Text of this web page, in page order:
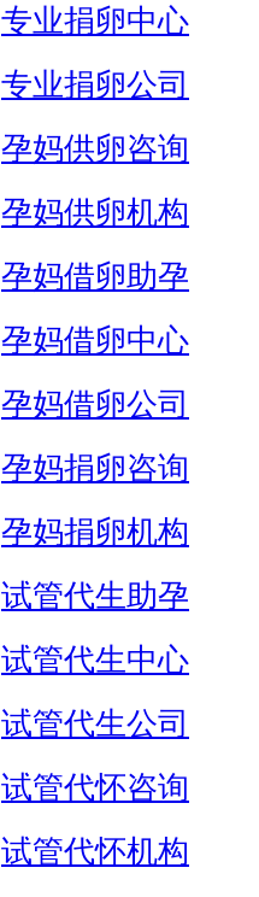
专业捐卵中心
专业捐卵公司
孕妈供卵咨询
孕妈供卵机构
孕妈借卵助孕
孕妈借卵中心
孕妈借卵公司
孕妈捐卵咨询
孕妈捐卵机构
试管代生助孕
试管代生中心
试管代生公司
试管代怀咨询
试管代怀机构